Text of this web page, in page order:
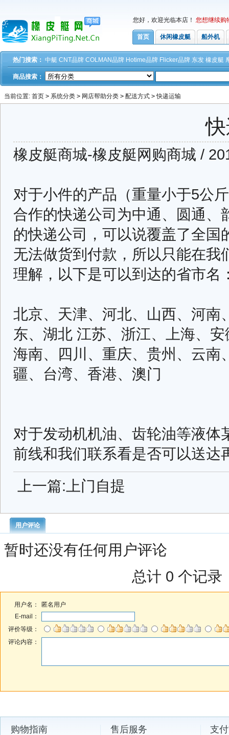
您好，欢迎光临本店！ 您想继续购
首页 休闲橡皮艇 船外机
热门搜索： 中艇 CNT品牌 COLMAN品牌 Hotime品牌 Flicker品牌 东发 橡皮艇
商品搜索：
当前位置: 首页 > 系统分类 > 网店帮助分类 > 配送方式 >快递运输
橡皮艇商城-橡皮艇网购商城 /
对于小件的产品（重量小于5公
合作的快递公司为中通、圆通、
的快递公司，可以说覆盖了全
无法做货到付款，所以只能在
理解，以下是可以到达的省市名
北京、天津、河北、山西、河南
东、湖北 江苏、浙江、上海、
海南、四川、重庆、贵州、云南
疆、台湾、香港、澳门
对于发动机机油、齿轮油等液
前线和我们联系看是否可以送达
上一篇: 上门自提
用户评论
暂时还没有任何用户评论
总计 0 个记
用户名：
匿名用户
E-mail：
评价等级：
评论内容：
购物指南 售后服务 支